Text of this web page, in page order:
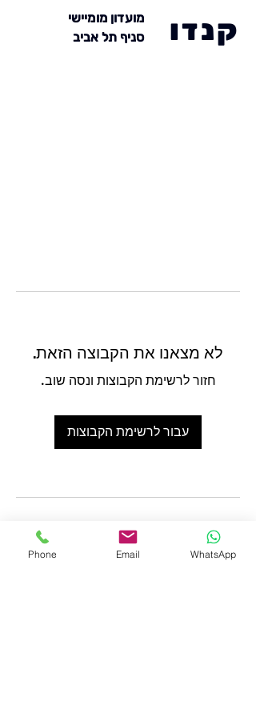
מועדון מומיישי
סניף תל אביב
קנדו
לא מצאנו את הקבוצה הזאת.
חזור לרשימת הקבוצות ונסה שוב.
עבור לרשימת הקבוצות
Phone Email WhatsApp